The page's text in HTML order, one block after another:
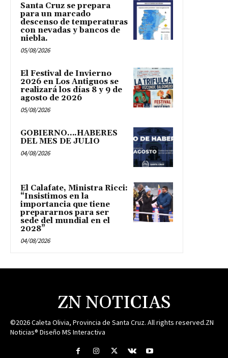
Santa Cruz se prepara
para un marcado
descenso de temperaturas
con nevadas y bancos de
niebla.
05/08/2026
El Festival de Invierno
2026 en Los Antiguos se
realizará los días 8 y 9 de
agosto de 2026
05/08/2026
GOBIERNO….HABERES
DEL MES DE JULIO
04/08/2026
El Calafate, Ministra Ricci:
“Insistimos en la
importancia que tiene
prepararnos para ser
sede del mundial en el
2028”
04/08/2026
ZN NOTICIAS
©2026 Caleta Olivia, Provincia de Santa Cruz. All rights reserved.ZN
Noticias® Diseño MS Interactiva